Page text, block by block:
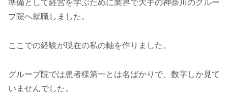
準備として経営を学ぶために業界で大手の神奈川のグルー
プ院へ就職しました。
ここでの経験が現在の私の軸を作りました。
グループ院では患者様第一とは名ばかりで、数字しか見て
いませんでした。